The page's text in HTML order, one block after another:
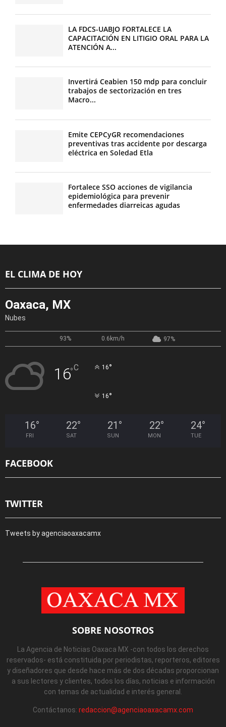
LA FDCS-UABJO FORTALECE LA
CAPACITACIÓN EN LITIGIO ORAL PARA LA
ATENCIÓN A...
Invertirá Ceabien 150 mdp para concluir
trabajos de sectorización en tres
Macro...
Emite CEPCyGR recomendaciones
preventivas tras accidente por descarga
eléctrica en Soledad Etla
Fortalece SSO acciones de vigilancia
epidemiológica para prevenir
enfermedades diarreicas agudas
EL CLIMA DE HOY
Oaxaca, MX
Nubes
93% 0.6km/h 97%
16°C 16°
16°
16°
FRI
22°
SAT
21 °
SUN
22°
MON
24°
TUE
FACEBOOK
TWITTER
Tweets by agenciaoaxacamx
SOBRE NOSOTROS
La Agencia de Noticias Oaxaca MX -con todos los derechos
reservados- está constituida por periodistas, reporteros, editores
y diseñadores que desde hace más de dos décadas proporcionan
a sus lectores y clientes, todos los días, noticias e información
con temas de actualidad e interés general.
Contáctanos: redaccion@agenciaoaxacamx.com